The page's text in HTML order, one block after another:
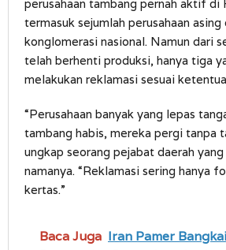
perusahaan tambang pernah aktif di
termasuk sejumlah perusahaan asing
konglomerasi nasional. Namun dari
telah berhenti produksi, hanya tiga
melakukan reklamasi sesuai
“Perusahaan banyak yang lepas
tambang habis, mereka pergi tanpa
ungkap seorang pejabat daerah
namanya. “Reklamasi sering hanya
kertas.”
Baca Juga Iran Pamer